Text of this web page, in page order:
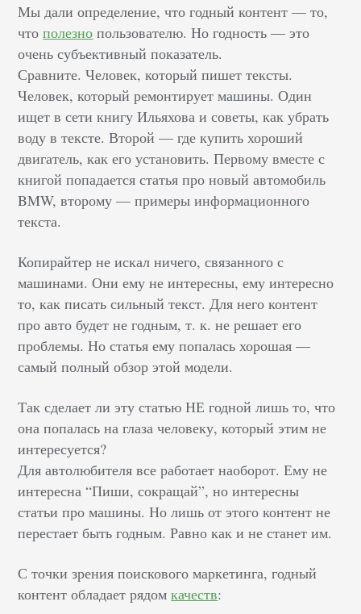
Мы дали определение, что годный контент — то,
чтополезно пользователю. Но годность — это
очень субъективный показатель.
Сравните. Человек, который пишет тексты.
Человек, который ремонтирует машины. Один
ищет в сети книгу Ильяхова и советы, как убрать
воду в тексте. Второй — где купить хороший
двигатель, как его установить. Первому вместе с
книгой попадается статья про новый автомобиль
BMW, второму — примеры информационного
текста.
Копирайтер не искал ничего, связанного с
машинами. Они ему не интересны, ему интересно
то, как писать сильный текст. Для него контент
про авто будет не годным, т. к. не решает его
проблемы. Но статья ему попалась хорошая —
самый полный обзор этой модели.
Так сделает ли эту статью НЕ годной лишь то, что
она попалась на глаза человеку, который этим не
интересуется?
Для автолюбителя все работает наоборот. Ему не
интересна “Пиши, сокращай”, но интересны
статьи про машины. Но лишь от этого контент не
перестает быть годным. Равно как и не станет им.
С точки зрения поискового маркетинга, годный
контент обладает рядомкачеств: